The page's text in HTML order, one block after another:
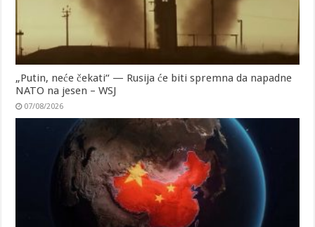
„Putin, neće čekati“ — Rusija će biti spremna da napadne
NATO na jesen – WSJ
07/08/2026